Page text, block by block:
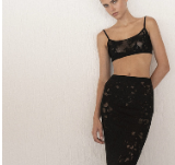
ДОСТАВКА И ВОЗВРАТ